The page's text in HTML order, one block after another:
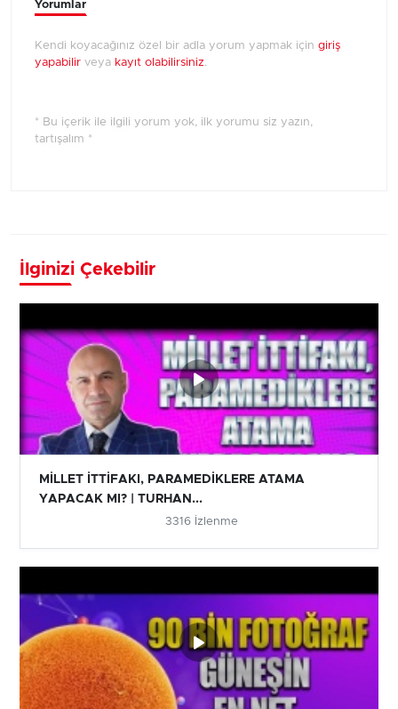
Yorumlar
Kendi koyacağınız özel bir adla yorum yapmak için giriş
yapabilir veya kayıt olabilirsiniz.
* Bu içerik ile ilgili yorum yok, ilk yorumu siz yazın,
tartışalım *
İlginizi Çekebilir
MİLLET İTTİFAKI, PARAMEDİKLERE ATAMA
YAPACAK MI? | TURHAN...
3316 İzlenme